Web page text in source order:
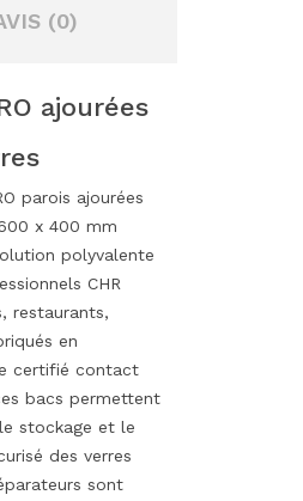
(0)
ajourées
parois ajourées
x 400 mm
polyvalente
CHR
restaurants,
en
certifié contact
bacs permettent
stockage et le
des verres
sont